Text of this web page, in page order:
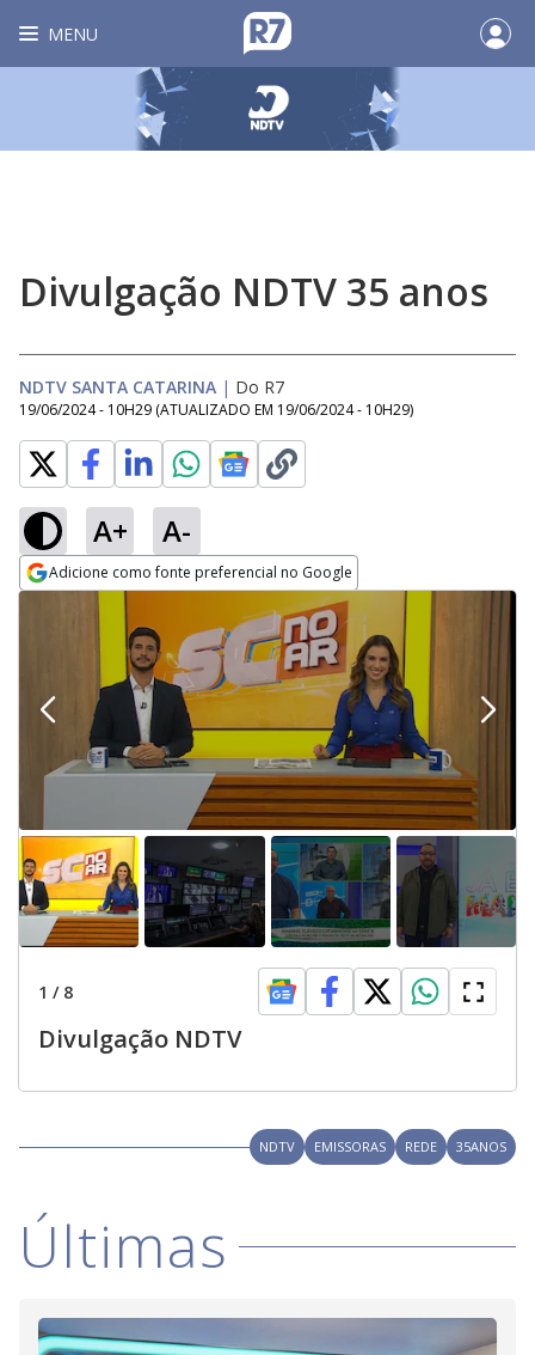
MENU
Divulgação NDTV 35 anos
NDTV SANTA CATARINA | Do R7
19/06/2024 - 10H29 (ATUALIZADO EM 19/06/2024 - 10H29)
A+ A-
Adicione como fonte preferencial no Google
Opens in new window
1 / 8
Divulgação NDTV
NDTV EMISSORAS REDE 35ANOS
Últimas